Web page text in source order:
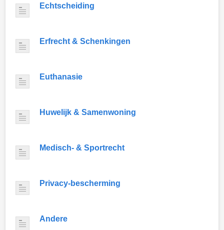
Echtscheiding
Erfrecht & Schenkingen
Euthanasie
Huwelijk & Samenwoning
Medisch- & Sportrecht
Privacy-bescherming
Andere